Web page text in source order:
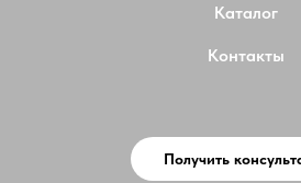
Каталог
Контакты
Получить